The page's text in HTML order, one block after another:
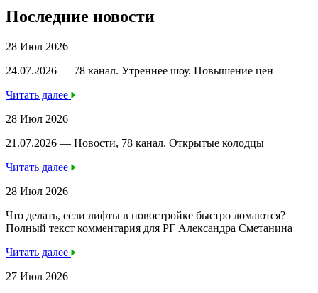
Последние новости
28 Июл 2026
24.07.2026 — 78 канал. Утреннее шоу. Повышение цен
Читать далее
28 Июл 2026
21.07.2026 — Новости, 78 канал. Открытые колодцы
Читать далее
28 Июл 2026
Что делать, если лифты в новостройке быстро ломаются?
Полный текст комментария для РГ Александра Сметанина
Читать далее
27 Июл 2026